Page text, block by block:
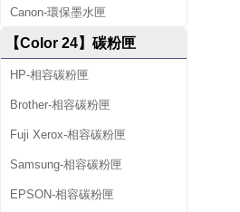
Canon-環保墨水匣
【Color 24】碳粉匣
HP-相容碳粉匣
Brother-相容碳粉匣
Fuji Xerox-相容碳粉匣
Samsung-相容碳粉匣
EPSON-相容碳粉匣